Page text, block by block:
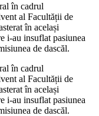
în cadrul
al Facultății de
în același
i-au insuflat pasiunea
de dascăl.
în cadrul
al Facultății de
în același
i-au insuflat pasiunea
de dascăl.